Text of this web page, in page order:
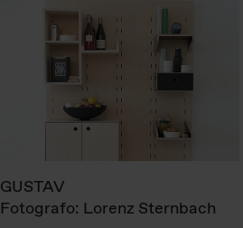
GUSTAV
Fotografo: Lorenz Sternbach